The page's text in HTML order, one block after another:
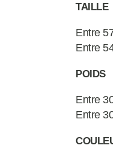
TAILLE
Entre
Entre
POIDS
Entre
Entre